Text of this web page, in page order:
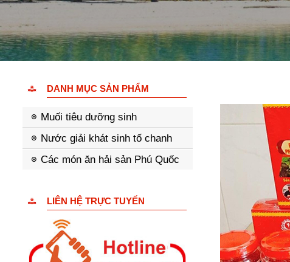
DANH MỤC SẢN PHẨM
Muối tiêu dưỡng sinh
Nước giải khát sinh tố chanh
Các món ăn hải sản Phú Quốc
LIÊN HỆ TRỰC TUYẾN